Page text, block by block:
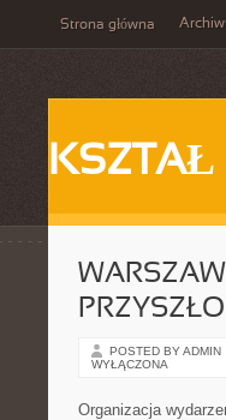
Strona główna
KSZTAŁ
POSTED BY ADMIN
WYŁĄCZONA
Organizacja